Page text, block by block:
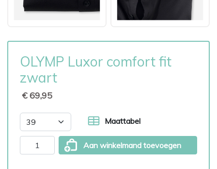
OLYMP Luxor comfort fit
zwart
€ 69,95
Maattabel
Aan winkelmand toevoegen